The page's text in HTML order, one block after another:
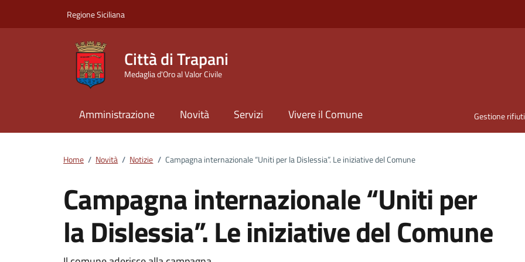
Regione Siciliana
Città di Trapani
Medaglia d'Oro al Valor Civile
Amministrazione Novità Servizi Vivere il Comune Gestione rifiuti
Home / Novità / Notizie / Campagna internazionale “Uniti per la Dislessia”. Le iniziative del Comune
Campagna internazionale “Uniti per
la Dislessia”. Le iniziative del Comune